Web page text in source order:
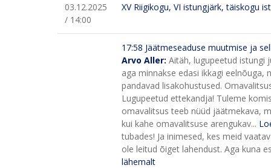
03.12.2025
/ 14:00
XV Riigikogu, VI istungjärk, täiskogu
17:58 Jäätmeseaduse muutmise ja
Arvo Aller: Aitäh, lugupeetud istungi
aga minnakse edasi ikkagi
pandavad lisakohustused.
Lugupeetud ettekandja! Tuleme
omavalitsus teeb nüüd jäätmekava,
kui kahe omavalitsuse arengukav...
tubades! Ja inimesed, kes meid
ole leitud õiget lahendust. Aga kuna
lähemalt